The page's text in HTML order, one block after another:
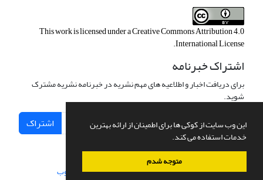
این وب سایت از کوکی ها برای اطمینان از ارائه بهترین
خدمات استفاده می کند.
متوجه شدم
This work is licensed under aCreative Commons Attribution 4.0
International License
.
اشتراک خبرنامه
برای دریافت اخبار و اطلاعیه های مهم نشریه در خبرنامه نشریه مشترک
شوید.
اشتراک
سامانه مدیریت نشریات علمی.طراحی و پیاده سازی از سیناوب